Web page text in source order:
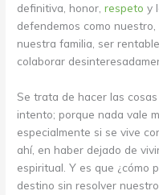
definitiva, honor,respeto y
defendemos como
nuestra familia, ser
colaborar
Se trata de hacer las
intento; porque nada vale
especialmente si se vive
ahí, en haber dejado de
espiritual. Y es que ¿cómo
destino sin resolver